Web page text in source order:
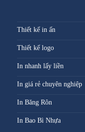
Thiết kế in ấn
Thiết kế logo
In nhanh lấy liền
In giá rẻ chuyên nghiệp
In Băng Rôn
In Bao Bì Nhựa